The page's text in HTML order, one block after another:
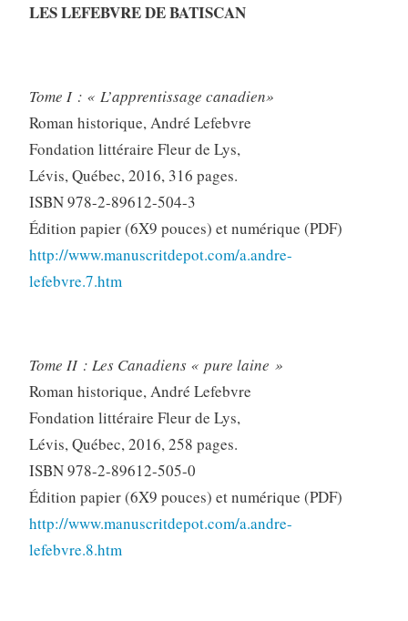
LES LEFEBVRE DE BATISCAN
Tome I : « L’apprentissage canadien»
Roman historique, André Lefebvre
Fondation littéraire Fleur de Lys,
Lévis, Québec, 2016, 316 pages.
ISBN 978-2-89612-504-3
Édition papier (6X9 pouces) et numérique (PDF)
http://www.manuscritdepot.com/a.andre-
lefebvre.7.htm
Tome II : Les Canadiens « pure laine »
Roman historique, André Lefebvre
Fondation littéraire Fleur de Lys,
Lévis, Québec, 2016, 258 pages.
ISBN 978-2-89612-505-0
Édition papier (6X9 pouces) et numérique (PDF)
http://www.manuscritdepot.com/a.andre-
lefebvre.8.htm